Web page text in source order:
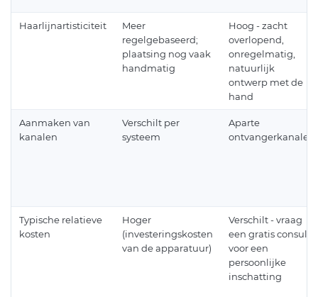
Haarlijnartisticiteit
Meer
regelgebaseerd;
plaatsing nog vaak
handmatig
Hoog - zacht
overlopend,
onregelmatig,
natuurlijk
ontwerp met de
hand
Aanmaken van
kanalen
Verschilt per
systeem
Aparte
ontvangerkanalen
Typische relatieve
kosten
Hoger
(investeringskosten
van de apparatuur)
Verschilt - vraag
een gratis consult
voor een
persoonlijke
inschatting